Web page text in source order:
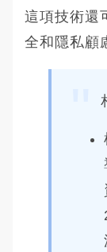
這項技術還
全和隱私顧